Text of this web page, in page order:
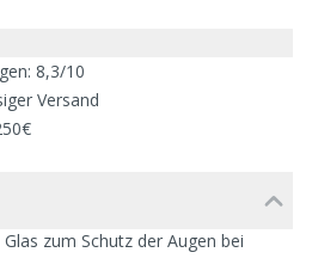
8,3/10
Versand
zum Schutz der Augen bei